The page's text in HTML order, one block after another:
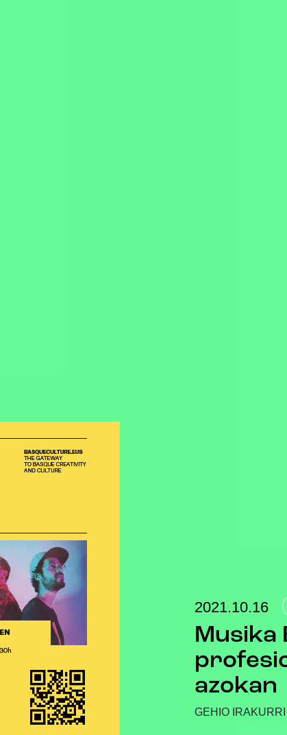
2021.10.16
Musika
azokan
GEHIO IRAKURRI